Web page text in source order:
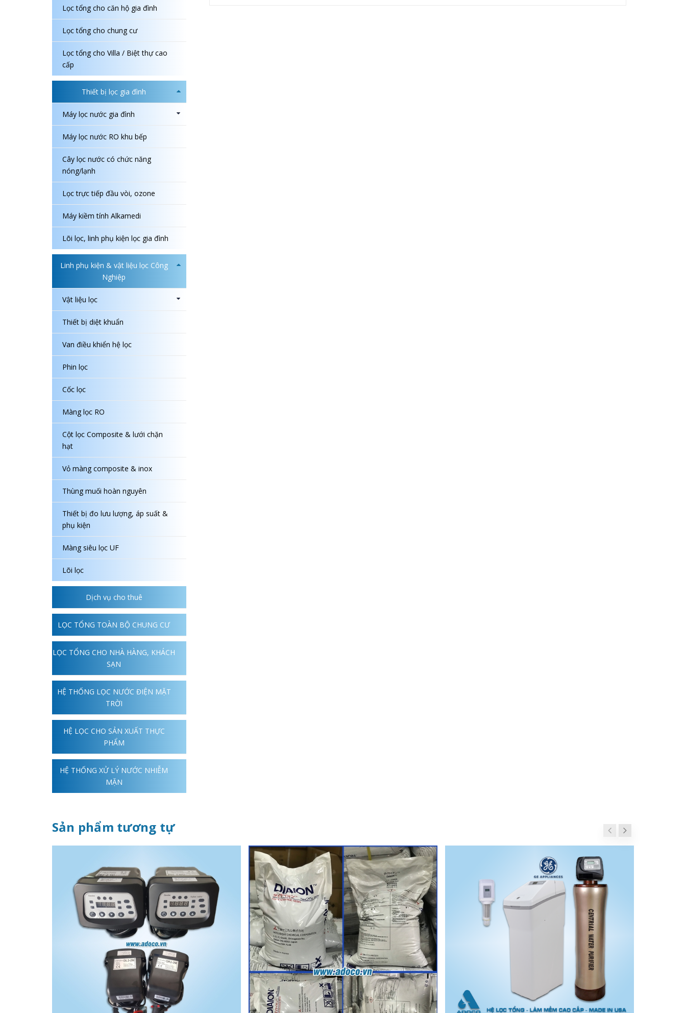
Lọc tổng cho căn hộ gia đình
Lọc tổng cho chung cư
Lọc tổng cho Villa / Biệt thự cao
cấp
Thiết bị lọc gia đình
Máy lọc nước gia đình
Máy lọc nước RO khu bếp
Cây lọc nước có chức năng
nóng/lạnh
Lọc trực tiếp đầu vòi, ozone
Máy kiềm tính Alkamedi
Lõi lọc, linh phụ kiện lọc gia đình
Linh phụ kiện & vật liệu lọc Công
Nghiệp
Vật liệu lọc
Thiết bị diệt khuẩn
Van điều khiển hệ lọc
Phin lọc
Cốc lọc
Màng lọc RO
Cột lọc Composite & lưới chặn
hạt
Vỏ màng composite & inox
Thùng muối hoàn nguyên
Thiết bị đo lưu lượng, áp suất &
phụ kiện
Màng siêu lọc UF
Lõi lọc
Dịch vụ cho thuê
LỌC TỔNG TOÀN BỘ CHUNG CƯ
LỌC TỔNG CHO NHÀ HÀNG, KHÁCH
SẠN
HỆ THỐNG LỌC NƯỚC ĐIỆN MẶT
TRỜI
HỆ LỌC CHO SẢN XUẤT THỰC
PHẨM
HỆ THỐNG XỬ LÝ NƯỚC NHIỄM
MẶN
Sản phẩm tương tự